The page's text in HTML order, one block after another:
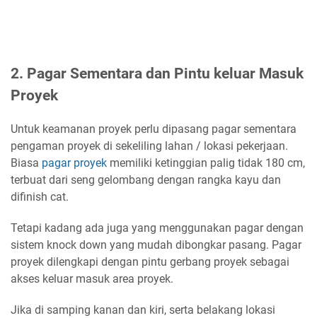
2. Pagar Sementara dan Pintu keluar Masuk
Proyek
Untuk keamanan proyek perlu dipasang pagar sementara
pengaman proyek di sekeliling lahan / lokasi pekerjaan.
Biasa pagar proyek memiliki ketinggian palig tidak 180 cm,
terbuat dari seng gelombang dengan rangka kayu dan
difinish cat.
Tetapi kadang ada juga yang menggunakan pagar dengan
sistem knock down yang mudah dibongkar pasang. Pagar
proyek dilengkapi dengan pintu gerbang proyek sebagai
akses keluar masuk area proyek.
Jika di samping kanan dan kiri, serta belakang lokasi